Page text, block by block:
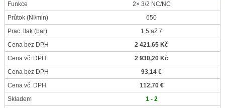
Funkce
2× 3/2 NC/NC
Průtok (NI/min)
650
Prac. tlak (bar)
1,5 až 7
Cena bez DPH
2 421,65 Kč
Cena vč. DPH
2 930,20 Kč
Cena bez DPH
93,14 €
Cena vč. DPH
112,70 €
Skladem
1 - 2